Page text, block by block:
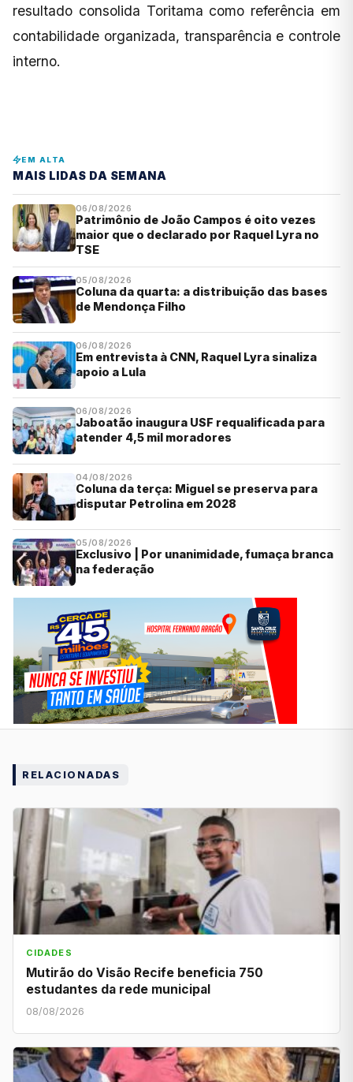
resultado consolida Toritama como referência em
contabilidade organizada, transparência e controle
interno.
EM ALTA
MAIS LIDAS DA SEMANA
06/08/2026
Patrimônio de João Campos é oito vezes
maior que o declarado por Raquel Lyra no
TSE
05/08/2026
Coluna da quarta: a distribuição das bases
de Mendonça Filho
06/08/2026
Em entrevista à CNN, Raquel Lyra sinaliza
apoio a Lula
06/08/2026
Jaboatão inaugura USF requalificada para
atender 4,5 mil moradores
04/08/2026
Coluna da terça: Miguel se preserva para
disputar Petrolina em 2028
05/08/2026
Exclusivo | Por unanimidade, fumaça branca
na federação
RELACIONADAS
CIDADES
Mutirão do Visão Recife beneficia 750
estudantes da rede municipal
08/08/2026